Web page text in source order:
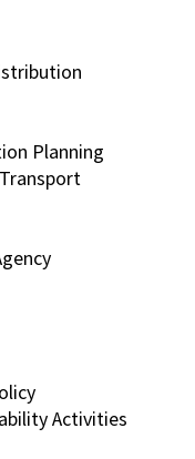
Planning
Activities